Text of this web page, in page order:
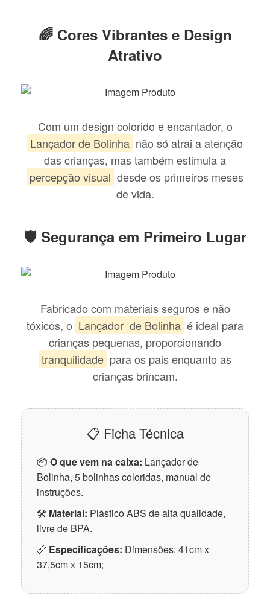
🌈 Cores Vibrantes e Design
Atrativo
Com um design colorido e encantador, o
Lançador de Bolinha não só atrai a atenção
das crianças, mas também estimula a
percepção visual desde os primeiros meses
de vida.
🛡 Segurança em Primeiro Lugar
Fabricado com materiais seguros e não
tóxicos, o Lançador de Bolinha é ideal para
crianças pequenas, proporcionando
tranquilidade para os pais enquanto as
crianças brincam.
📋 Ficha Técnica
📦 O que vem na caixa: Lançador de
Bolinha, 5 bolinhas coloridas, manual de
instruções.
🛠 Material: Plástico ABS de alta qualidade,
livre de BPA.
📏 Especificações: Dimensões: 41cm x
37,5cm x 15cm;